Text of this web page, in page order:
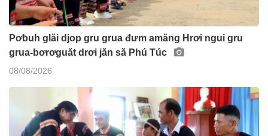
Pơƀuh glăi djop gru grua đưm amăng Hrơi ngui gru
grua-bơrơguăt drơi jăn să Phú Túc
08/08/2026